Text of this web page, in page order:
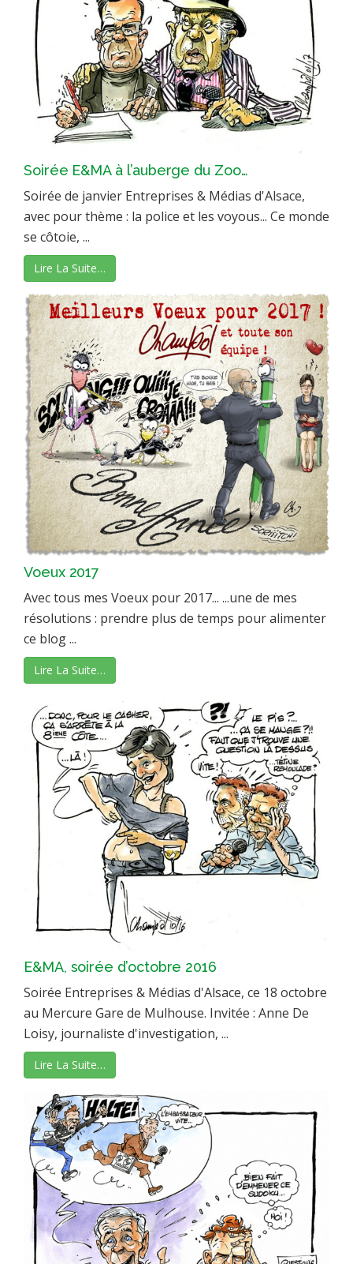
Soirée E&MA à l’auberge du Zoo…
Soirée de janvier Entreprises & Médias d'Alsace,
avec pour thème : la police et les voyous... Ce monde
se côtoie, ...
Lire La Suite…
Voeux 2017
Avec tous mes Voeux pour 2017... ...une de mes
résolutions : prendre plus de temps pour alimenter
ce blog ...
Lire La Suite…
E&MA, soirée d’octobre 2016
Soirée Entreprises & Médias d'Alsace, ce 18 octobre
au Mercure Gare de Mulhouse. Invitée : Anne De
Loisy, journaliste d'investigation, ...
Lire La Suite…